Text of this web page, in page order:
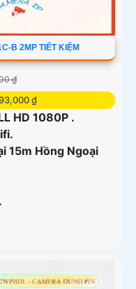
B 2MP TIẾT KIỆM
₫
₫
HD 1080P .
15m Hồng Ngoại